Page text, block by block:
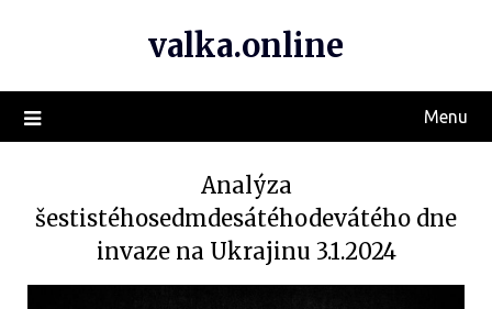
valka.online
Menu
Analýza
šestistéhosedmdesátéhodevátého dne
invaze na Ukrajinu 3.1.2024